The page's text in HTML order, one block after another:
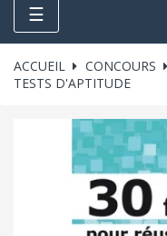
Toggle
navigation
☰
ACCUEIL CONCOURS
TESTS D'APTITUDE